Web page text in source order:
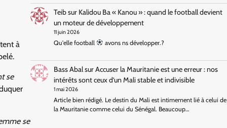
à
se
se
Teibsur Kalidou Ba « Kanou » : quand le football devient
un moteur de développement
11 juin 2026
Qu'elle football avons ns développer.?
Bass AbalsurAccuser la Mauritanie est une erreur : nos
intérêts sont ceux d’un Mali stable et indivisible
1 mai 2026
Article bien rédigé. Le destin du Mali est intimement lié à celui de
la Mauritanie comme celui du Sénégal. Beaucoup…